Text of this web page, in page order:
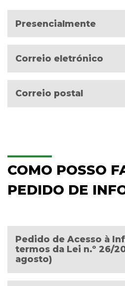
Presencialmente
Correio eletrónico
Correio postal
COMO POSSO
PEDIDO DE
Pedido de Acesso à
termos da Lei n.º 26/
agosto)